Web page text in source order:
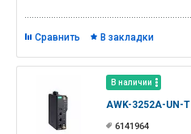
Сравнить В закладки
В наличии
AWK-3252A-UN-T
6141964